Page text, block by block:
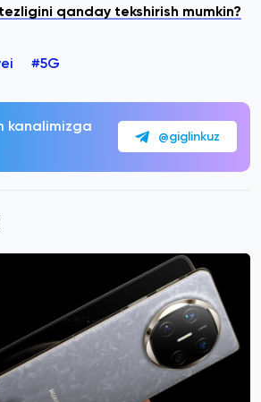
qanday tekshirish mumkin?
#5G
kanalimizga
@giglinkuz